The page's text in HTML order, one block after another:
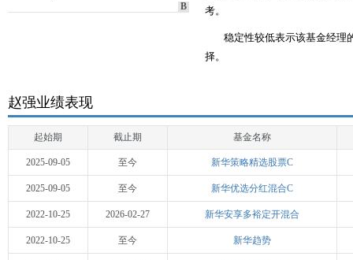
B
考。
稳定性较低表示该基金经理
择。
赵强业绩表现
起始期 截止期 基金名称
2025-09-05 至今 新华策略精选股票C
2025-09-05 至今 新华优选分红混合C
2022-10-25 2026-02-27 新华安享多裕定开混合
2022-10-25 至今 新华趋势